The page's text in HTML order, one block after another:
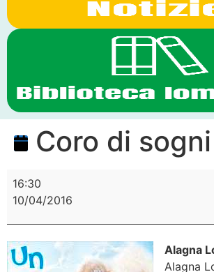
Coro di sogni
16:30
10/04/2016
Alagna
Alagna